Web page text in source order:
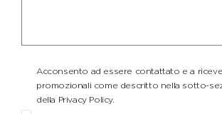
Acconsento ad essere contattato e a
promozionali come descritto nella sotto-
della Privacy Policy.